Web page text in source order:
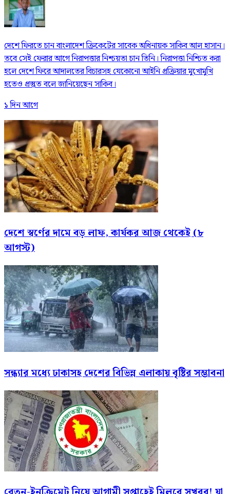
দেশে ফিরতে চান বাংলাদেশ ক্রিকেটের সাবেক অধিনায়ক সাকিব আল হাসান।
তবে সেই ফেরার আগে নিরাপত্তার নিশ্চয়তা চান তিনি। নিরাপত্তা নিশ্চিত করা
হলে দেশে ফিরে আদালতের বিচারসহ যেকোনো আইনি প্রক্রিয়ার মুখোমুখি
হতেও প্রস্তুত বলে জানিয়েছেন সাকিব।
১ দিন আগে
দেশে স্বর্ণের দামে বড় লাফ, কার্যকর আজ থেকেই (৮
আগস্ট)
সন্ধ্যার মধ্যে ঢাকাসহ দেশের বিভিন্ন এলাকায় বৃষ্টির সম্ভাবনা